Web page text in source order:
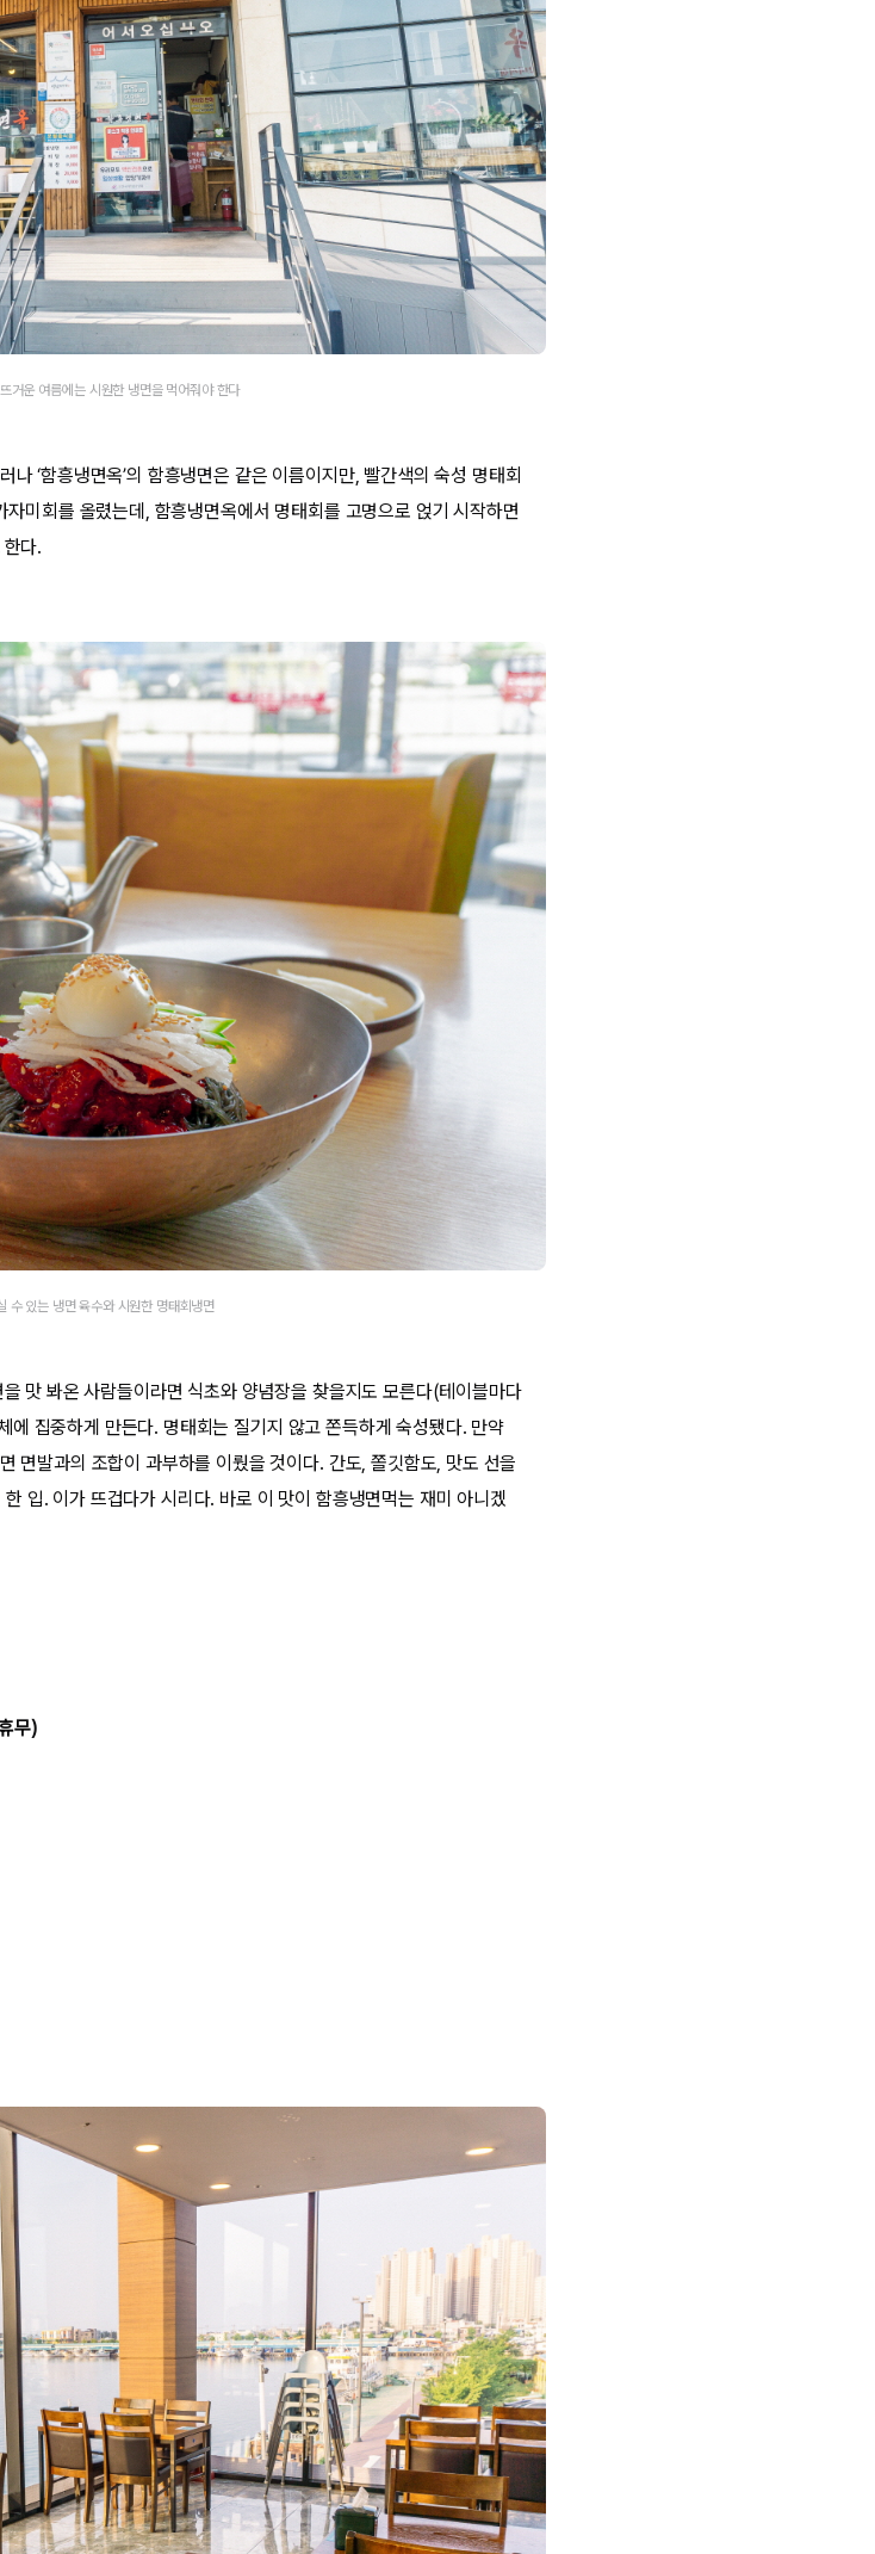
거운 여름에는 시원한 냉면을 먹어줘야 한다
‘함흥냉면옥’의 함흥냉면은 같은 이름이지만, 빨간색의 숙성 명태회
미회를 올렸는데, 함흥냉면옥에서 명태회를 고명으로 얹기 시작하면
다.
수 있는 냉면 육수와 시원한 명태회냉면
맛 봐온 사람들이라면 식초와 양념장을 찾을지도 모른다(테이블마다
집중하게 만든다. 명태회는 질기지 않고 쫀득하게 숙성됐다. 만약
면발과의 조합이 과부하를 이뤘을 것이다. 간도, 쫄깃함도, 맛도 선을
입. 이가 뜨겁다가 시리다. 바로 이 맛이 함흥냉면먹는 재미 아니겠
무)